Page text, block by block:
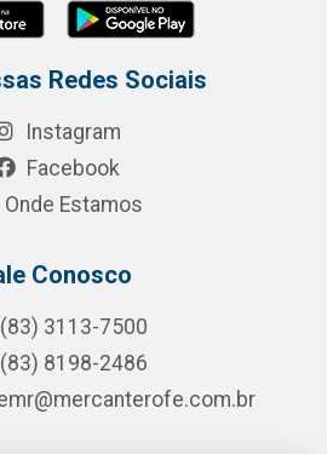
Redes Sociais
Instagram
Facebook
Onde Estamos
Conosco
(83) 3113-7500
(83) 8198-2486